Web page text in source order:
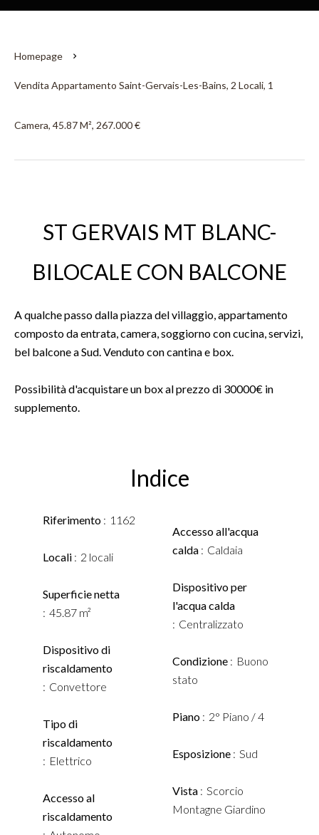
Homepage
Vendita Appartamento Saint-Gervais-Les-Bains, 2 Locali, 1
Camera, 45.87 M², 267.000 €
ST GERVAIS MT BLANC-
BILOCALE CON BALCONE
A qualche passo dalla piazza del villaggio, appartamento
composto da entrata, camera, soggiorno con cucina, servizi,
bel balcone a Sud. Venduto con cantina e box.
Possibilità d'acquistare un box al prezzo di 30000€ in
supplemento.
Indice
Riferimento 1162
Locali 2 locali
Superficie netta
45.87 m²
Dispositivo di
riscaldamento
Convettore
Tipo di
riscaldamento
Elettrico
Accesso al
riscaldamento
Accesso all'acqua
calda
Caldaia
Dispositivo per
l'acqua calda
Centralizzato
Condizione
Buono
stato
Piano 2° Piano / 4
Esposizione Sud
Vista
Scorcio
Montagne Giardino